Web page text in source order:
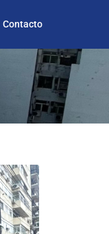
Contacto